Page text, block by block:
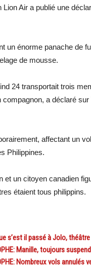
Air a publié une
un énorme panache de
de mousse.
24 transportait trois
compagnon, a déclaré
affectant un
Philippines.
et un citoyen canadien
étaient tous philippins.
s’est il passé à Jolo,
Manille, toujours
Nombreux vols annulés